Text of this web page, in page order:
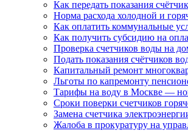
Как передать показания
Норма расхода холодной и
Как оплатить коммунальные
Как получить субсидию на
Проверка счетчиков воды на
Подать показания счётчиков
Капитальный ремонт
Льготы по капремонту
Тарифы на воду в Москве —
Сроки поверки счетчиков
Замена счетчика
Жалоба в прокуратуру на